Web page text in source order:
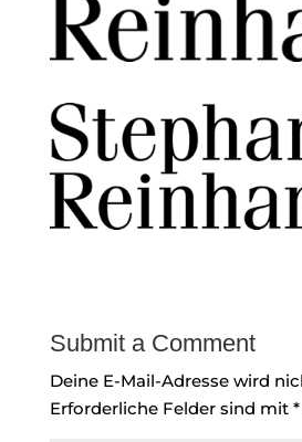
Submit a Comment
Deine E-Mail-Adresse wird
Erforderliche Felder sind mit *